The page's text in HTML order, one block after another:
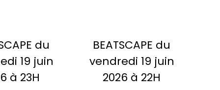
du
19 juin
à 23H
BEATSCAPE du
vendredi 19 juin
2026 à 22H